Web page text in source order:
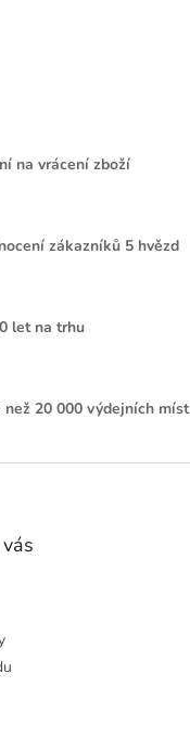
na vrácení zboží
zákazníků 5 hvězd
let na trhu
než 20 000 výdejních míst